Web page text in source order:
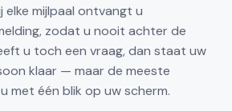
elke mijlpaal ontvangt u
zodat u nooit achter de
u toch een vraag, dan staat uw
klaar — maar de meeste
met één blik op uw scherm.